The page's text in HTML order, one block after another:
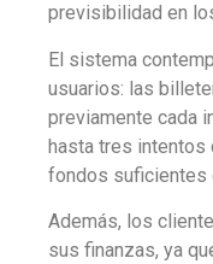
previsibilidad en
El sistema
usuarios: las
previamente cada
hasta tres intentos
fondos suficientes
Además, los
sus finanzas, ya